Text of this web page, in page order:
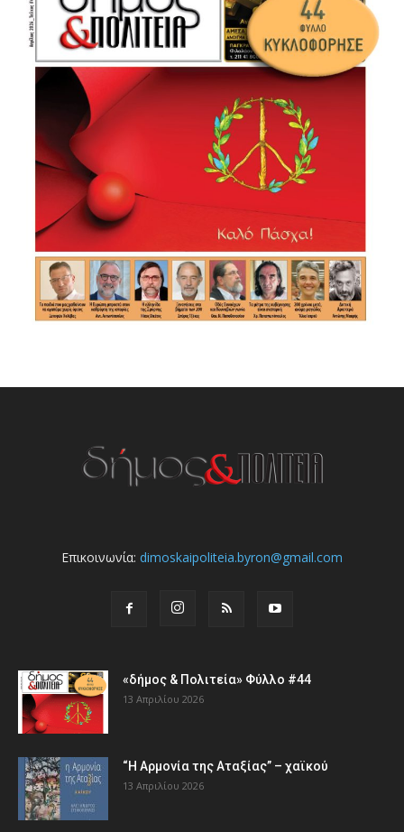
Επικοινωνία: dimoskaipoliteia.byron@gmail.com
«δήμος & Πολιτεία» Φύλλο #44
13 Απριλίου 2026
“Η Αρμονία της Αταξίας” – χαϊκού
13 Απριλίου 2026